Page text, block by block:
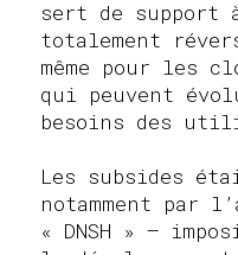
sert de support
totalement
même pour les
qui peuvent
besoins des
Les subsides
notamment par
« DNSH » –